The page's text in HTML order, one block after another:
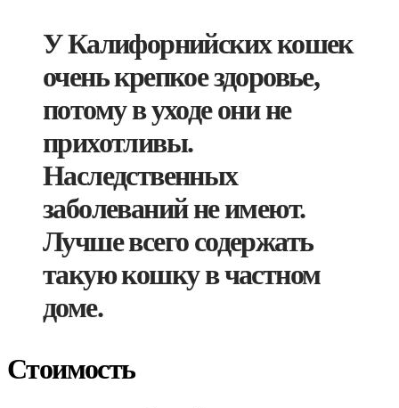
У Калифорнийских кошек
очень крепкое здоровье,
потому в уходе они не
прихотливы.
Наследственных
заболеваний не имеют.
Лучше всего содержать
такую кошку в частном
доме.
Стоимость